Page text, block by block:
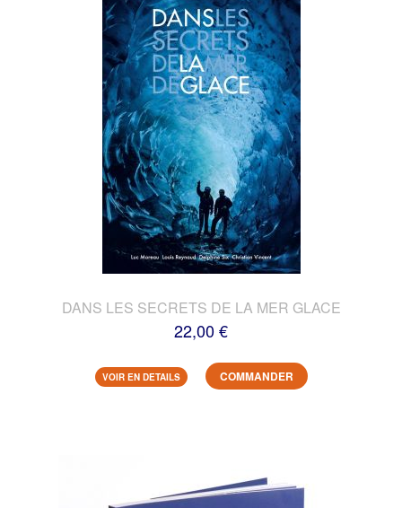
DANS LES SECRETS DE LA MER GLACE
22,00 €
VOIR EN DETAILS COMMANDER